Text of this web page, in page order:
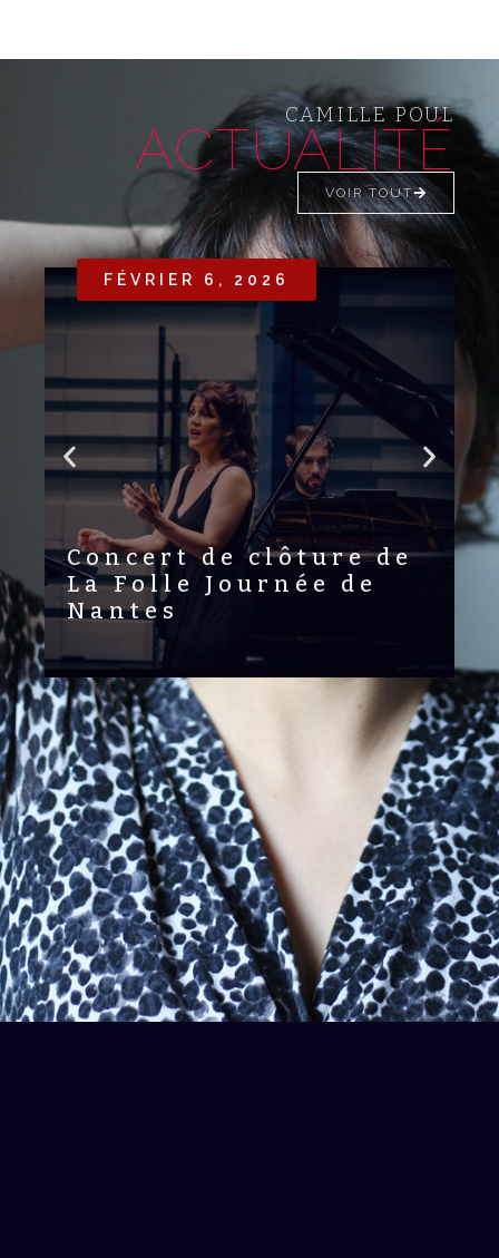
CAMILLE POUL
ACTUALITÉ
VOIR TOUT
FÉVRIER 6, 2026
Concert de clôture de
La Folle Journée de
Nantes